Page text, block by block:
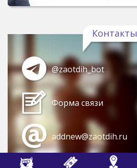
Контакты
@zaotdih_bot
Форма связи
addnew@zaotdih.ru